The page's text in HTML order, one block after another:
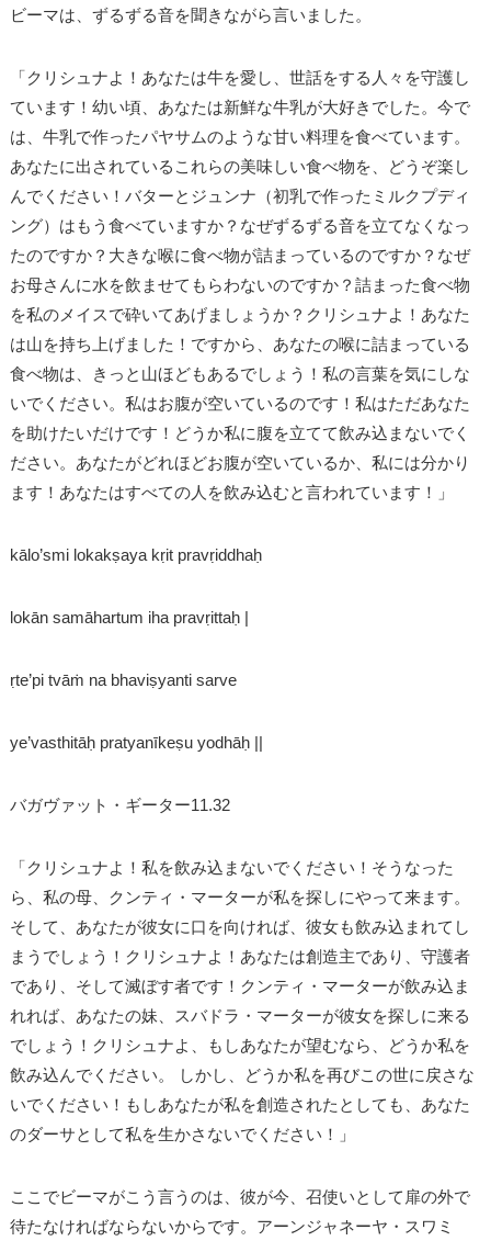
ビーマは、ずるずる音を聞きながら言いました。
「クリシュナよ！あなたは牛を愛し、世話をする人々を守護し
ています！幼い頃、あなたは新鮮な牛乳が大好きでした。今で
は、牛乳で作ったパヤサムのような甘い料理を食べています。
あなたに出されているこれらの美味しい食べ物を、どうぞ楽し
んでください！バターとジュンナ（初乳で作ったミルクプディ
ング）はもう食べていますか？なぜずるずる音を立てなくなっ
たのですか？大きな喉に食べ物が詰まっているのですか？なぜ
お母さんに水を飲ませてもらわないのですか？詰まった食べ物
を私のメイスで砕いてあげましょうか？クリシュナよ！あなた
は山を持ち上げました！ですから、あなたの喉に詰まっている
食べ物は、きっと山ほどもあるでしょう！私の言葉を気にしな
いでください。私はお腹が空いているのです！私はただあなた
を助けたいだけです！どうか私に腹を立てて飲み込まないでく
ださい。あなたがどれほどお腹が空いているか、私には分かり
ます！あなたはすべての人を飲み込むと言われています！」
kālo’smi lokakṣaya kṛit pravṛiddhaḥ
lokān samāhartum iha pravṛittaḥ |
ṛte’pi tvāṁ na bhaviṣyanti sarve
ye’vasthitāḥ pratyanīkeṣu yodhāḥ ||
バガヴァット・ギーター11.32
「クリシュナよ！私を飲み込まないでください！そうなった
ら、私の母、クンティ・マーターが私を探しにやって来ます。
そして、あなたが彼女に口を向ければ、彼女も飲み込まれてし
まうでしょう！クリシュナよ！あなたは創造主であり、守護者
であり、そして滅ぼす者です！クンティ・マーターが飲み込ま
れれば、あなたの妹、スバドラ・マーターが彼女を探しに来る
でしょう！クリシュナよ、もしあなたが望むなら、どうか私を
飲み込んでください。 しかし、どうか私を再びこの世に戻さな
いでください！もしあなたが私を創造されたとしても、あなた
のダーサとして私を生かさないでください！」
ここでビーマがこう言うのは、彼が今、召使いとして扉の外で
待たなければならないからです。アーンジャネーヤ・スワミ